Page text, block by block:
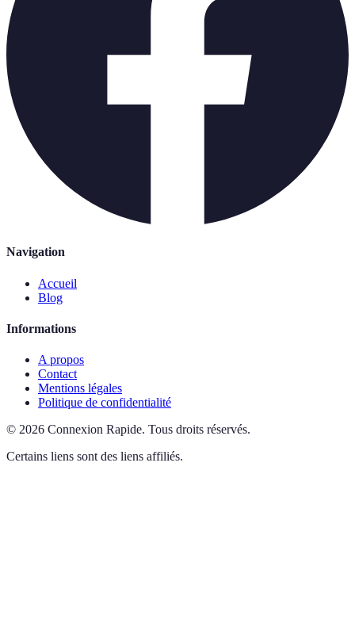
Navigation
Accueil
Blog
Informations
A propos
Contact
Mentions légales
Politique de confidentialité
© 2026 Connexion Rapide. Tous droits réservés.
Certains liens sont des liens affiliés.